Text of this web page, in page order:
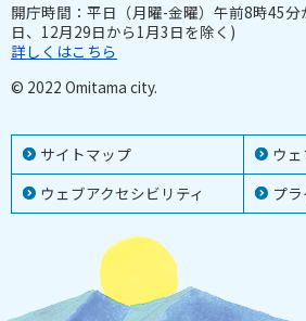
サイトマップ
ウ
ウェブアクセシビリティ
プ
開庁時間：平日（月曜-金曜）午前8時45
日、12月29日から1月3日を除く)
詳しくはこちら
© 2022 Omitama city.